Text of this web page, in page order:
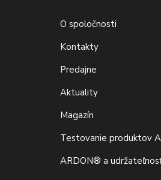
O spoločnosti
Kontakty
Predajne
Aktuality
Magazín
Testovanie produktov
ARDON® a